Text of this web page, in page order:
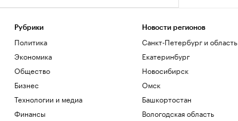
Рубрики
Политика
Экономика
Общество
Бизнес
Технологии и медиа
Финансы
Новости регионов
Санкт-Петербург и область
Екатеринбург
Новосибирск
Омск
Башкортостан
Вологодская область